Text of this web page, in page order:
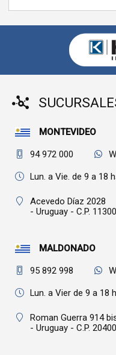
MONTEVIDEO
94 972 000
Lun. a Vie. de 9 a 18
Acevedo Díaz 2028
- Uruguay - C.P. 11300
MALDONADO
95 892 998
Lun. a Vier de 9 a 18
Roman Guerra 914
- Uruguay - C.P. 20400